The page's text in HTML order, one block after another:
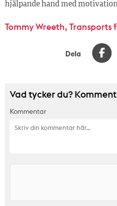
hjälpande hand med
Tommy Wreeth,
Dela
Vad tycker du?
Kommentar